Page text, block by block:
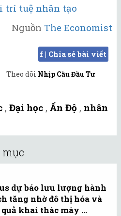
trí tuệ nhân tạo
Nguồn The Economist
f | Chia sẻ bài viết
Theo dõi Nhịp Cầu Đầu Tư
, Đại học , Ấn Độ , nhân
dự báo lưu lượng hành
tăng nhờ đô thị hóa và
khai thác máy ...